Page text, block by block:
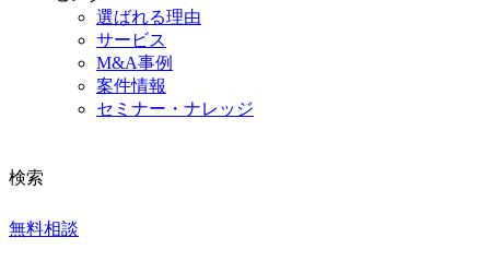
選ばれる理由
サービス
M&A事例
案件情報
セミナー・ナレッジ
検索
無料相談